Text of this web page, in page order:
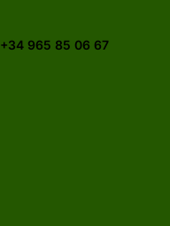
+34 965 85 06 67